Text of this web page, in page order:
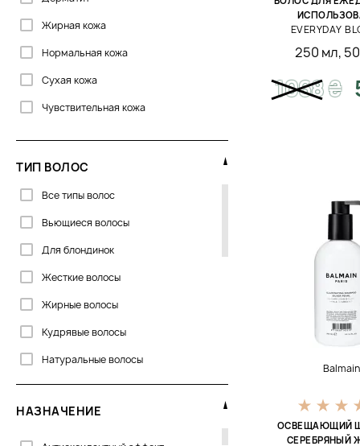
Увлажняющий
Жирная кожа
Нормальная кожа
Сухая кожа
Чувствительная кожа
ТИП ВОЛОС
Все типы волос
Вьющиеся волосы
Для блондинок
Жесткие волосы
Жирные волосы
Кудрявые волосы
Натуральные волосы
Непослушные волосы
Нормальные волосы
Окрашеные волосы
НАЗНАЧЕНИЕ
EVERYDAY
250 мл,
1068₴
Balmain
ОСВЕЩАЮЩИЙ
СЕРЕБРЯНЫЙ